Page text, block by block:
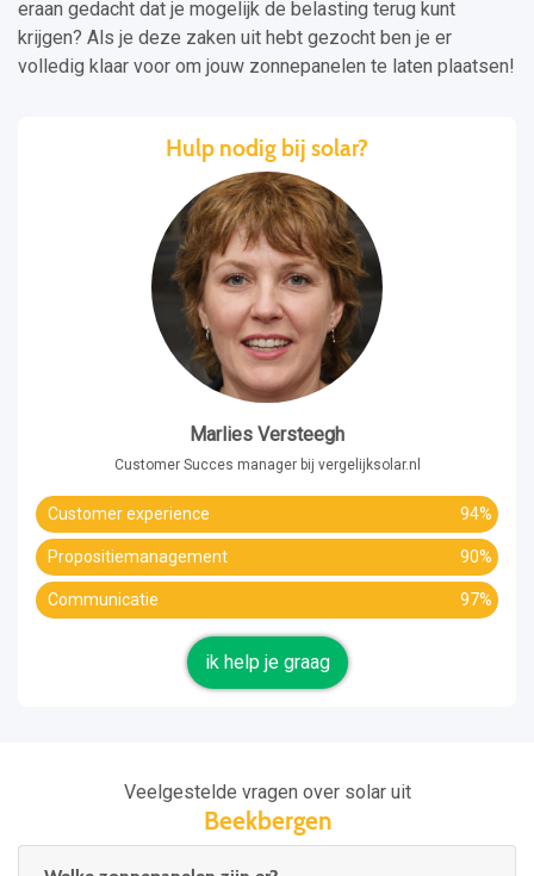
eraan gedacht dat je mogelijk de belasting terug kunt
krijgen? Als je deze zaken uit hebt gezocht ben je er
volledig klaar voor om jouw zonnepanelen te laten plaatsen!
Hulp nodig bij solar?
Marlies Versteegh
Customer Succes manager bij vergelijksolar.nl
Customer experience 94%
Propositiemanagement 90%
Communicatie 97%
ik help je graag
Veelgestelde vragen over solar uit
Beekbergen